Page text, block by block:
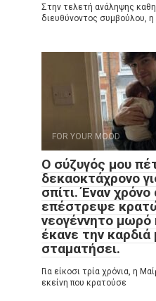
Στην τελετή ανάληψης
διευθύνοντος συμβούλου,
FOR YOUR MOOD
Ο σύζυγός μου
δεκαοκτάχρονο
σπίτι. Έναν
επέστρεψε
νεογέννητο μωρό
έκανε την καρδιά
σταματήσει.
Για είκοσι τρία χρόνια, η
εκείνη που κρατούσε